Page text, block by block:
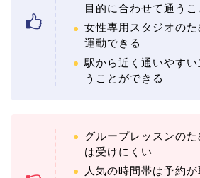
目的に合わせて通う
女性専用スタジオの
運動できる
駅から近く通いやす
うことができる
グループレッスンの
は受けにくい
人気の時間帯は予約